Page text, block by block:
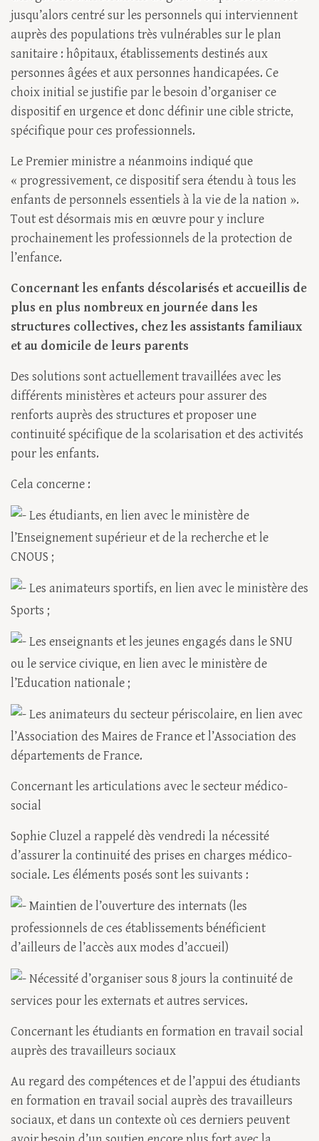
jusqu’alors centré sur les personnels qui interviennent
auprès des populations très vulnérables sur le plan
sanitaire : hôpitaux, établissements destinés aux
personnes âgées et aux personnes handicapées. Ce
choix initial se justifie par le besoin d’organiser ce
dispositif en urgence et donc définir une cible stricte,
spécifique pour ces professionnels.
Le Premier ministre a néanmoins indiqué que
« progressivement, ce dispositif sera étendu à tous les
enfants de personnels essentiels à la vie de la nation ».
Tout est désormais mis en œuvre pour y inclure
prochainement les professionnels de la protection de
l’enfance.
Concernant les enfants déscolarisés et accueillis de
plus en plus nombreux en journée dans les
structures collectives, chez les assistants familiaux
et au domicile de leurs parents
Des solutions sont actuellement travaillées avec les
différents ministères et acteurs pour assurer des
renforts auprès des structures et proposer une
continuité spécifique de la scolarisation et des activités
pour les enfants.
Cela concerne :
Les étudiants, en lien avec le ministère de
l’Enseignement supérieur et de la recherche et le
CNOUS ;
Les animateurs sportifs, en lien avec le ministère des
Sports ;
Les enseignants et les jeunes engagés dans le SNU
ou le service civique, en lien avec le ministère de
l’Education nationale ;
Les animateurs du secteur périscolaire, en lien avec
l’Association des Maires de France et l’Association des
départements de France.
Concernant les articulations avec le secteur médico-
social
Sophie Cluzel a rappelé dès vendredi la nécessité
d’assurer la continuité des prises en charges médico-
sociale. Les éléments posés sont les suivants :
Maintien de l’ouverture des internats (les
professionnels de ces établissements bénéficient
d’ailleurs de l’accès aux modes d’accueil)
Nécessité d’organiser sous 8 jours la continuité de
services pour les externats et autres services.
Concernant les étudiants en formation en travail social
auprès des travailleurs sociaux
Au regard des compétences et de l’appui des étudiants
en formation en travail social auprès des travailleurs
sociaux, et dans un contexte où ces derniers peuvent